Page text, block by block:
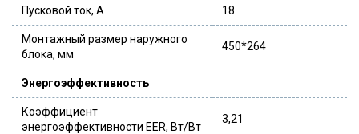
Пусковой ток, А 18
Монтажный размер наружного
блока, мм
450*264
Энергоэффективность
Коэффициент
энергоэффективности EER, Вт/Вт
3,21